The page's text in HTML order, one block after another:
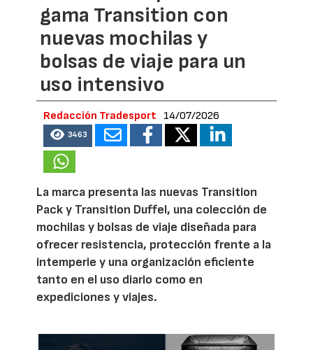
gama Transition con
nuevas mochilas y
bolsas de viaje para un
uso intensivo
Redacción Tradesport 14/07/2026
3463
La marca presenta las nuevas Transition
Pack y Transition Duffel, una colección de
mochilas y bolsas de viaje diseñada para
ofrecer resistencia, protección frente a la
intemperie y una organización eficiente
tanto en el uso diario como en
expediciones y viajes.